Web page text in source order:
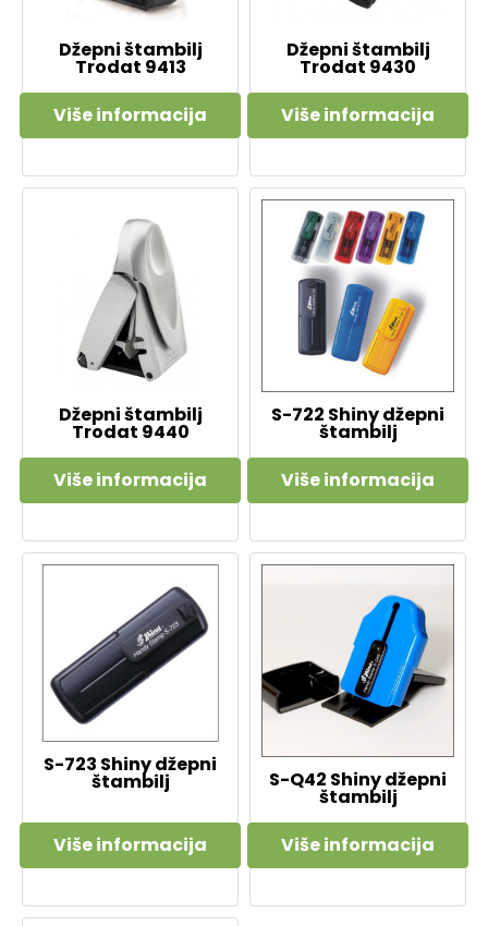
Džepni štambilj
Trodat 9413
Više informacija
Džepni štambilj
Trodat 9430
Više informacija
Džepni štambilj
Trodat 9440
Više informacija
S-722 Shiny džepni
štambilj
Više informacija
S-723 Shiny džepni
štambilj
Više informacija
S-Q42 Shiny džepni
štambilj
Više informacija